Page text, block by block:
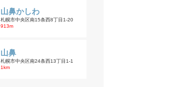
山鼻かしわ
札幌市中央区南15条西8丁目1-20
913m
山鼻
札幌市中央区南24条西13丁目1-1
1km